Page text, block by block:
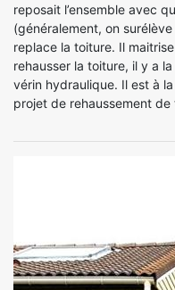
reposait l’ensemble avec
(généralement, on
replace la toiture. Il
rehausser la toiture, il y a
vérin hydraulique. Il est à
projet de rehaussement de